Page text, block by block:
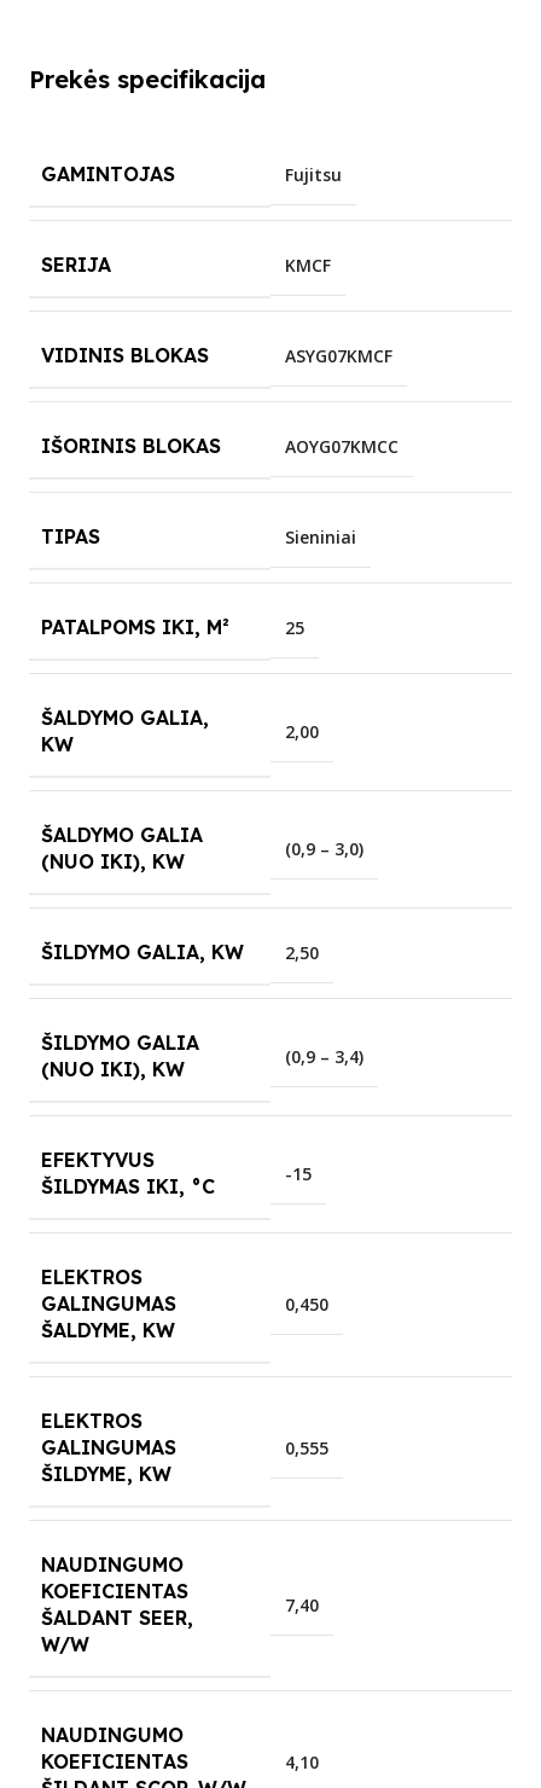
Prekės specifikacija
GAMINTOJAS Fujitsu
SERIJA KMCF
VIDINIS BLOKAS ASYG07KMCF
IŠORINIS BLOKAS AOYG07KMCC
TIPAS Sieniniai
PATALPOMS IKI, M² 25
ŠALDYMO GALIA,
KW
2,00
ŠALDYMO GALIA
(NUO IKI), KW
(0,9 – 3,0)
ŠILDYMO GALIA, KW 2,50
ŠILDYMO GALIA
(NUO IKI), KW
(0,9 – 3,4)
EFEKTYVUS
ŠILDYMAS IKI, °C
-15
ELEKTROS
GALINGUMAS
ŠALDYME, KW
0,450
ELEKTROS
GALINGUMAS
ŠILDYME, KW
0,555
NAUDINGUMO
KOEFICIENTAS
ŠALDANT SEER,
W/W
7,40
NAUDINGUMO
KOEFICIENTAS
4,10